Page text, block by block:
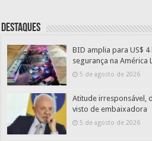
Destaques
BID amplia para US$
segurança na América
5 de agosto de 2026
Atitude irresponsável,
visto de embaixadora
5 de agosto de 2026